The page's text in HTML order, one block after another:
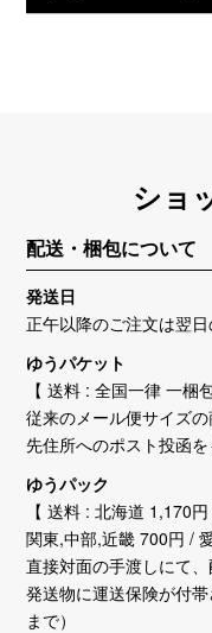
ショ
配送・梱包について
発送日
正午以降のご注文は翌日
ゆうパケット
【 送料 : 全国一律 一梱
従来のメール便サイズ
先住所へのポスト投函を
ゆうパック
【 送料 : 北海道 1,170
関東,中部,近畿 700円 /
直接対面の手渡しにて、
発送物に運送保険が付
まで）